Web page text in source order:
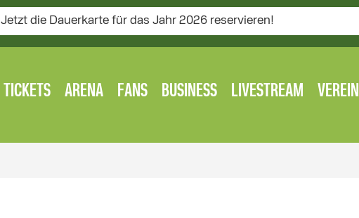
Jetzt die Dauerkarte für das Jahr 2026 reservieren!
TICKETS ARENA FANS BUSINESS LIVESTREAM VEREIN